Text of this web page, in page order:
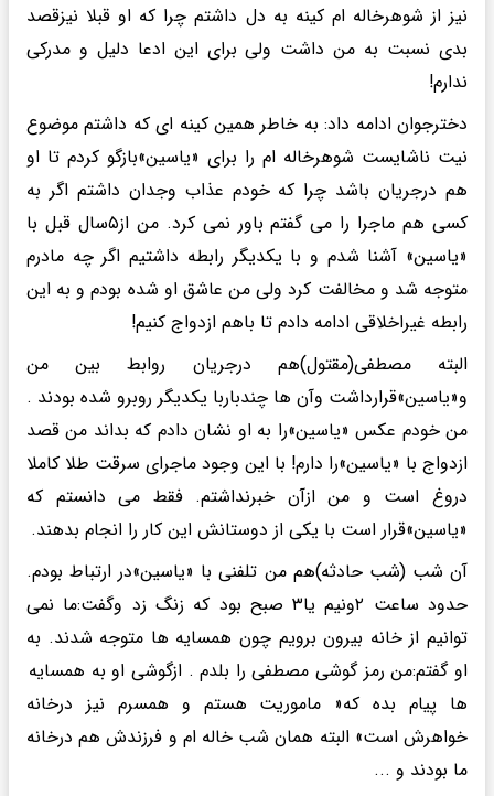
نیز از شوهرخاله ام کینه به دل داشتم چرا که او قبلا نیزقصد
بدی نسبت به من داشت ولی برای این ادعا دلیل و مدرکی
ندارم!
دخترجوان ادامه داد: به خاطر همین کینه ای که داشتم موضوع
نیت ناشایست شوهرخاله ام را برای «یاسین»بازگو کردم تا او
هم درجریان باشد چرا که خودم عذاب وجدان داشتم اگر به
کسی هم ماجرا را می گفتم باور نمی کرد. من از۵سال قبل با
«یاسین» آشنا شدم و با یکدیگر رابطه داشتیم اگر چه مادرم
متوجه شد و مخالفت کرد ولی من عاشق او شده بودم و به این
رابطه غیراخلاقی ادامه دادم تا باهم ازدواج کنیم!
البته مصطفی(مقتول)هم درجریان روابط بین من
و«یاسین»قرارداشت وآن ها چندباربا یکدیگر روبرو شده بودند .
من خودم عکس «یاسین»را به او نشان دادم که بداند من قصد
ازدواج با «یاسین»را دارم! با این وجود ماجرای سرقت طلا کاملا
دروغ است و من ازآن خبرنداشتم. فقط می دانستم که
«یاسین»قرار است با یکی از دوستانش این کار را انجام بدهند.
آن شب (شب حادثه)هم من تلفنی با «یاسین»در ارتباط بودم.
حدود ساعت ۲ونیم یا۳ صبح بود که زنگ زد وگفت:ما نمی
توانیم از خانه بیرون برویم چون همسایه ها متوجه شدند. به
او گفتم:من رمز گوشی مصطفی را بلدم . ازگوشی او به همسایه
ها پیام بده که« ماموریت هستم و همسرم نیز درخانه
خواهرش است» البته همان شب خاله ام و فرزندش هم درخانه
ما بودند و ...